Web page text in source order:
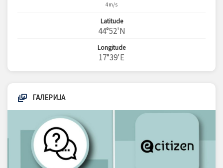
4m/s
Latitude
44°52'N
Longitude
17°39'E
ГАЛЕРИЈА